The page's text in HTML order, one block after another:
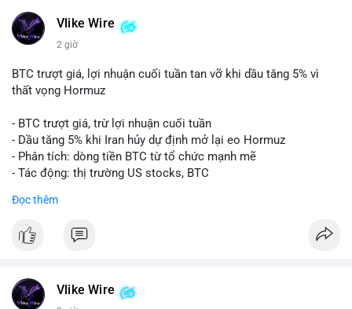
Vlike Wire
2 giờ
BTC trượt giá, lợi nhuận cuối tuần tan vỡ khi dầu tăng 5% vì
thất vọng Hormuz
- BTC trượt giá, trừ lợi nhuận cuối tuần
- Dầu tăng 5% khi Iran hủy dự định mở lại eo Hormuz
- Phân tích: dòng tiền BTC từ tổ chức mạnh mẽ
- Tác động: thị trường US stocks, BTC
#binancesquare
$btc
📰 Nguồn: Cointelegraph
Đọc thêm
Vlike Wire